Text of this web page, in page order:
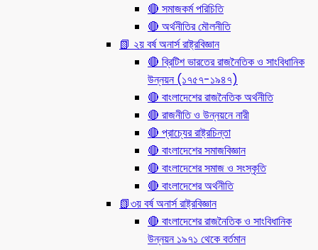
🔴 সমাজকর্ম পরিচিতি
🔴 অর্থনীতির মৌলনীতি
📗 ২য় বর্ষ অনার্স রাষ্ট্রবিজ্ঞান
🔴 ব্রিটিশ ভারতের রাজনৈতিক ও সাংবিধানিক
উন্নয়ন (১৭৫৭-১৯৪৭)
🔴 বাংলাদেশের রাজনৈতিক অর্থনীতি
🔴 রাজনীতি ও উন্নয়নে নারী
🔴 প্রাচ্যের রাষ্ট্রচিন্তা
🔴 বাংলাদেশের সমাজবিজ্ঞান
🔴 বাংলাদেশের সমাজ ও সংস্কৃতি
🔴 বাংলাদেশের অর্থনীতি
📗৩য় বর্ষ অনার্স রাষ্ট্রবিজ্ঞান
🔴 বাংলাদেশের রাজনৈতিক ও সাংবিধানিক
উন্নয়ন ১৯৭১ থেকে বর্তমান